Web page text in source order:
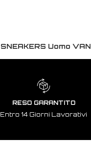
SNEAKERS Uomo
RESO GARANTITO
Entro 14 Giorni Lavorativi